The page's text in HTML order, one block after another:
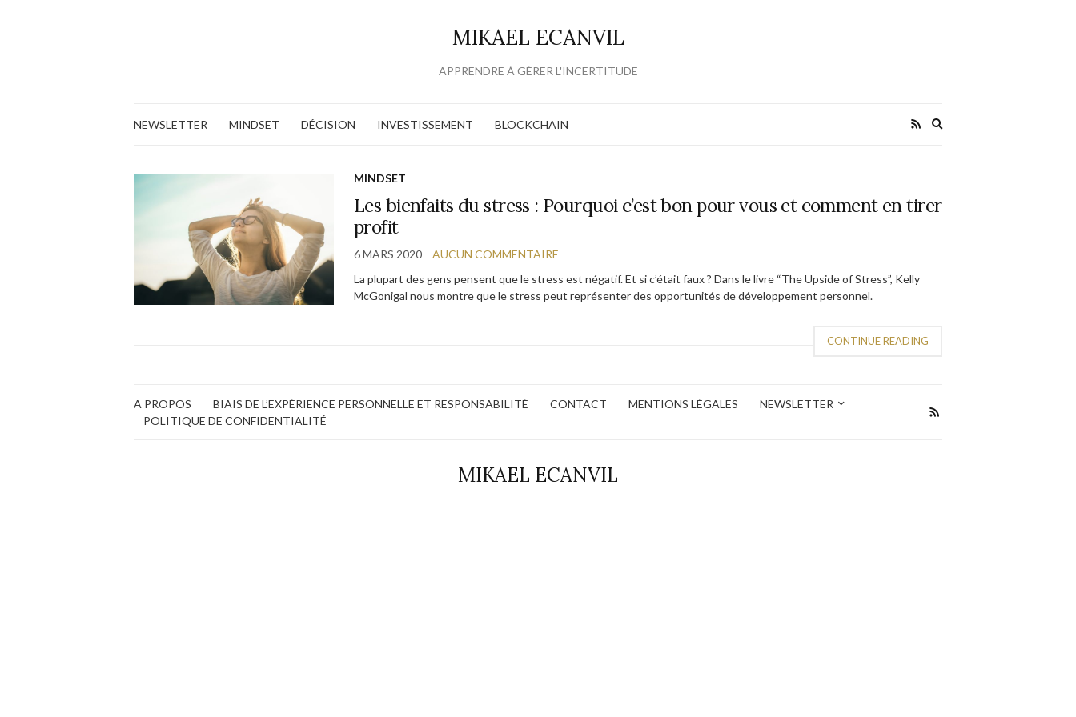
MIKAEL ECANVIL
APPRENDRE À GÉRER L'INCERTITUDE
NEWSLETTER MINDSET DÉCISION INVESTISSEMENT BLOCKCHAIN
MINDSET
Les bienfaits du stress : Pourquoi c’est bon pour vous et comment en tirer
profit
6 MARS 2020
AUCUN COMMENTAIRE
La plupart des gens pensent que le stress est négatif. Et si c’était faux ? Dans le livre “The Upside of Stress”, Kelly
McGonigal nous montre que le stress peut représenter des opportunités de développement personnel.
CONTINUE READING
A PROPOS BIAIS DE L’EXPÉRIENCE PERSONNELLE ET RESPONSABILITÉ CONTACT MENTIONS LÉGALES
NEWSLETTER
POLITIQUE DE CONFIDENTIALITÉ
MIKAEL ECANVIL